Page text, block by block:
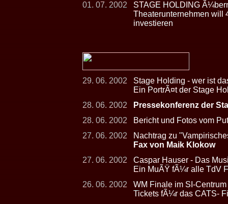
01. 07. 2002
STAGE HOLDING
Theaterunternehmen will
investieren
29. 06. 2002
Stage Holding - wer ist
Ein PortrÃ¤t der Stage
28. 06. 2002
Pressekonferenz der
28. 06. 2002
Bericht und Fotos vom
27. 06. 2002
Nachtrag zu
Fax von Maik Klokow
27. 06. 2002
Caspar Hauser - Das
Ein MuÃŸ fÃ¼r alle TdV
26. 06. 2002
WM Finale im SI-
Tickets fÃ¼r das CATS-